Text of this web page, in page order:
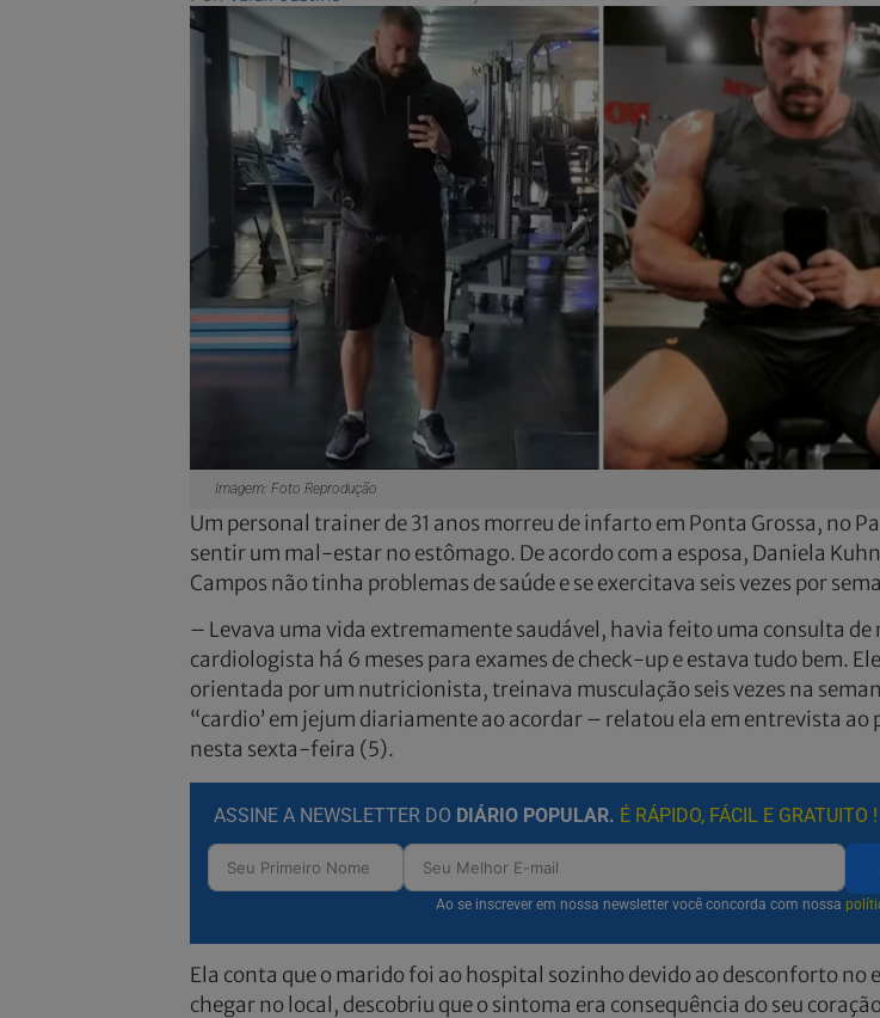
Imagem: Foto Reprodução
Um personal trainer de 31 anos morreu de infarto em Ponta Grossa, no
sentir um mal-estar no estômago. De acordo com a esposa, Daniela
Campos não tinha problemas de saúde e se exercitava seis vezes por
– Levava uma vida extremamente saudável, havia feito uma consulta de
cardiologista há 6 meses para exames de check-up e estava tudo bem.
orientada por um nutricionista, treinava musculação seis vezes na
“cardio’ em jejum diariamente ao acordar – relatou ela em entrevista ao
nesta sexta-feira (5).
ASSINE A NEWSLETTER DO DIÁRIO POPULAR. É RÁPIDO, FÁCIL E GRATUITO !
Ao se inscrever em nossa newsletter você concorda com nossa
Ela conta que o marido foi ao hospital sozinho devido ao desconforto no
chegar no local, descobriu que o sintoma era consequência do seu